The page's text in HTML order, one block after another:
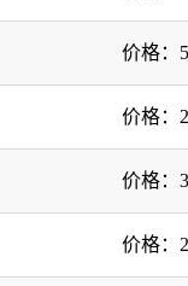
价格：
价格：
价格：
价格：